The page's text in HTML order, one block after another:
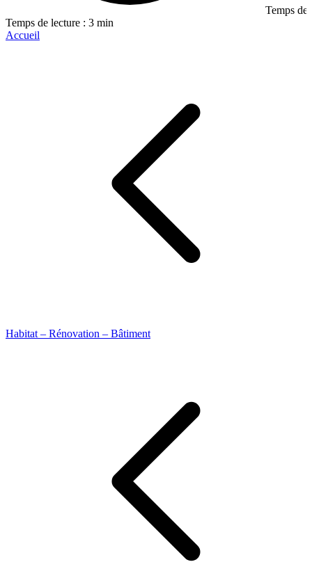
Temps de lecture : 3 min
Temps de
Accueil
Habitat – Rénovation – Bâtiment